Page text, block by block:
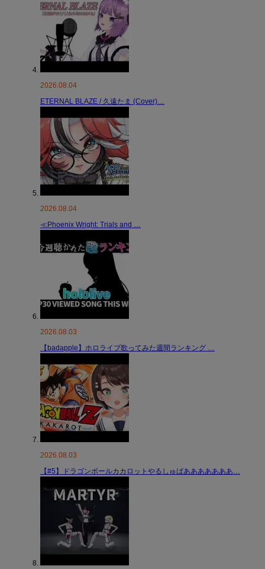
2026.08.04
ETERNAL BLAZE / 久遠たま (Cover)…
2026.08.04
≪Phoenix Wright: Trials and …
2026.08.03
【badapple】ホロライブ歌ってみた週間ランキング …
2026.08.03
【#5】ドラゴンボールカカロットやるしゅばあああああああ…